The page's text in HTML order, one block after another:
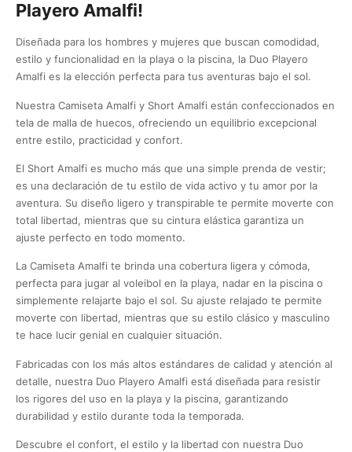
Playero Amalfi!
Diseñada para los hombres y mujeres que buscan comodidad,
estilo y funcionalidad en la playa o la piscina, la Duo Playero
Amalfi es la elección perfecta para tus aventuras bajo el sol.
Nuestra Camiseta Amalfi y Short Amalfi están confeccionados en
tela de malla de huecos, ofreciendo un equilibrio excepcional
entre estilo, practicidad y confort.
El Short Amalfi es mucho más que una simple prenda de vestir;
es una declaración de tu estilo de vida activo y tu amor por la
aventura. Su diseño ligero y transpirable te permite moverte con
total libertad, mientras que su cintura elástica garantiza un
ajuste perfecto en todo momento.
La Camiseta Amalfi te brinda una cobertura ligera y cómoda,
perfecta para jugar al voleibol en la playa, nadar en la piscina o
simplemente relajarte bajo el sol. Su ajuste relajado te permite
moverte con libertad, mientras que su estilo clásico y masculino
te hace lucir genial en cualquier situación.
Fabricadas con los más altos estándares de calidad y atención al
detalle, nuestra Duo Playero Amalfi está diseñada para resistir
los rigores del uso en la playa y la piscina, garantizando
durabilidad y estilo durante toda la temporada.
Descubre el confort, el estilo y la libertad con nuestra Duo